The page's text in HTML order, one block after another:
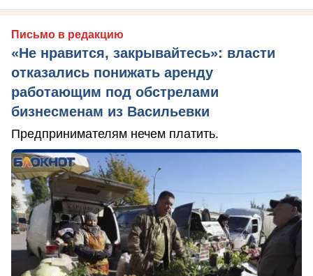
Письмо в редакцию
«Не нравится, закрывайтесь»: власти
отказались понижать аренду
работающим под обстрелами
бизнесменам из Васильевки
Предпринимателям нечем платить.